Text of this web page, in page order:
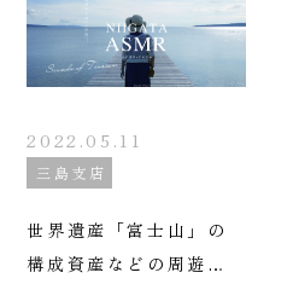
2022.05.11
三島支店
世界遺産「富士山」の
構成資産などの周遊キ